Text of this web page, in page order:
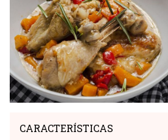
CARACTERÍSTICAS